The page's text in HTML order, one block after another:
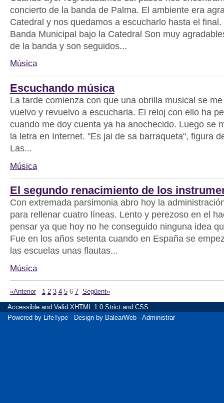
concierto de la banda de Palma. El ambiente era
Catedral y nos quedamos a escucharlo hasta el
Banda Municipal bajo la Catedral Son muy
de la banda y son seguidos...
Música
Escuchando música
La tarde comienza con que una obrilla musical se
vuelvo y revuelvo a escucharla. El reloj con ello ha
cuando me doy cuenta ya ha anochecido. Luego se
la letra en Internet. "Es jai de sa barraqueta", figura
Las...
Música
El segundo renacimiento de los
Con extremada parsimonia abro hoy la
para rellenar cuatro líneas. Lento y perezoso en el
pensar ya que hoy no he conseguido ninguna idea
Fue en los años setenta cuando en España se
las escuelas unas flautas...
Música
«Anterior 1 2 3 4 5 6 7 Següent»
Accessible and Valid XHTML 1.0 Strict and CSS
Powered by
LifeType - Design by BalearWeb - Administrar